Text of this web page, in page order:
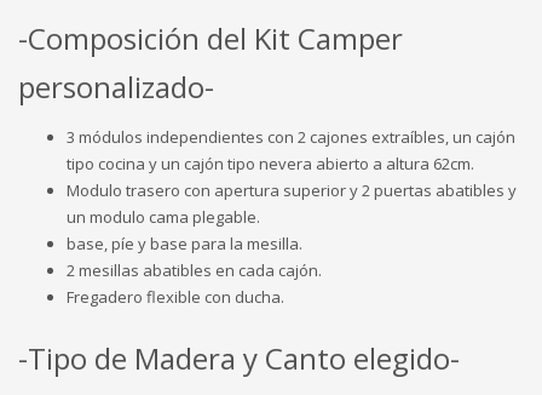
-Composición del Kit Camper
personalizado-
3 módulos independientes con 2 cajones extraíbles, un cajón
tipo cocina y un cajón tipo nevera abierto a altura 62cm.
Modulo trasero con apertura superior y 2 puertas abatibles y
un modulo cama plegable.
base, píe y base para la mesilla.
2 mesillas abatibles en cada cajón.
Fregadero flexible con ducha.
-Tipo de Madera y Canto elegido-